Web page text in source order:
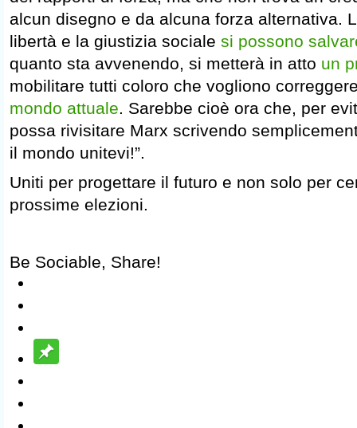
alcun disegno e da alcuna forza alternativa.
libertà e la giustizia sociale si possono
quanto sta avvenendo, si metterà in atto un
mobilitare tutti coloro che vogliono
mondo attuale. Sarebbe cioè ora che, per
possa rivisitare Marx scrivendo
il mondo unitevi!”.
Uniti per progettare il futuro e non solo per
prossime elezioni.
Be Sociable, Share!